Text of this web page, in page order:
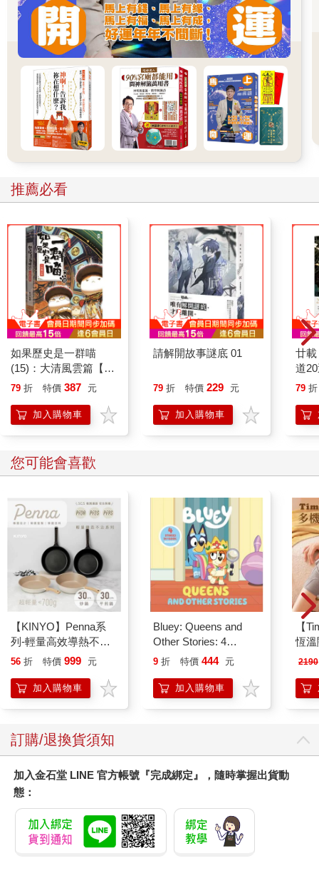
推薦必看
如果歷史是一群喵
(15)：大清風雲篇【萌
貓漫畫學歷史】
79 折 特價 387 元
加入購物車
請解開故事謎底 01
79 折 特價 229 元
加入購物車
廿
道
79 折
您可能會喜歡
【KINYO】Penna系
列-輕量高效導熱不沾
平煎鍋30cm
56 折 特價 999 元
加入購物車
Bluey: Queens and
Other Stories: 4
Stories in 1 Book.
9 折 特價 444 元
加入購物車
【
恆
肩/
膝
2190
訂購/退換貨須知
加入金石堂 LINE 官方帳號『完成綁定』，隨時掌握出貨動
態：